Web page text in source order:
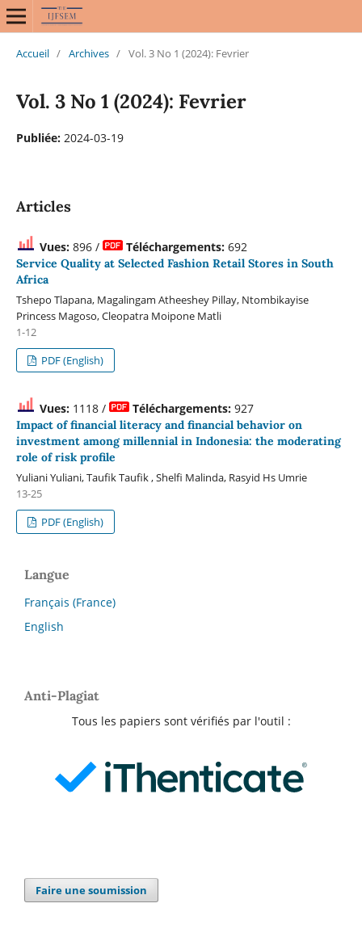
Accueil / Archives / Vol. 3 No 1 (2024): Fevrier
Vol. 3 No 1 (2024): Fevrier
Publiée: 2024-03-19
Articles
Vues:896 / Téléchargements:692
Service Quality at Selected Fashion Retail Stores in South
Africa
Tshepo Tlapana, Magalingam Atheeshey Pillay, Ntombikayise
Princess Magoso, Cleopatra Moipone Matli
1-12
PDF (English)
Vues:1118 / Téléchargements:927
Impact of financial literacy and financial behavior on
investment among millennial in Indonesia: the moderating
role of risk profile
Yuliani Yuliani, Taufik Taufik , Shelfi Malinda, Rasyid Hs Umrie
13-25
PDF (English)
Langue
Français (France)
English
Anti-Plagiat
Tous les papiers sont vérifiés par l'outil :
Faire une soumission